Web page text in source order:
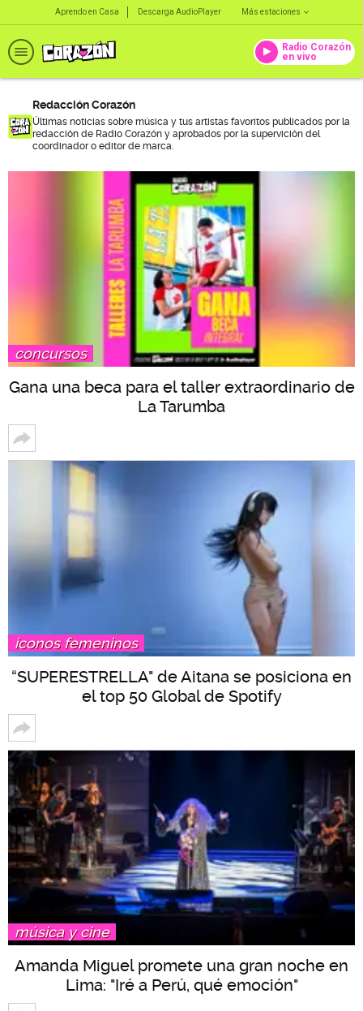
Aprendo en Casa Descarga AudioPlayer Más estaciones
Radio Corazón
en vivo
Redacción Corazón
Últimas noticias sobre música y tus artistas favoritos publicados por la
redacción de Radio Corazón y aprobados por la supervición del
coordinador o editor de marca.
concursos
Gana una beca para el taller extraordinario de
La Tarumba
íconos femeninos
“SUPERESTRELLA" de Aitana se posiciona en
el top 50 Global de Spotify
música y cine
Amanda Miguel promete una gran noche en
Lima: "Iré a Perú, qué emoción"